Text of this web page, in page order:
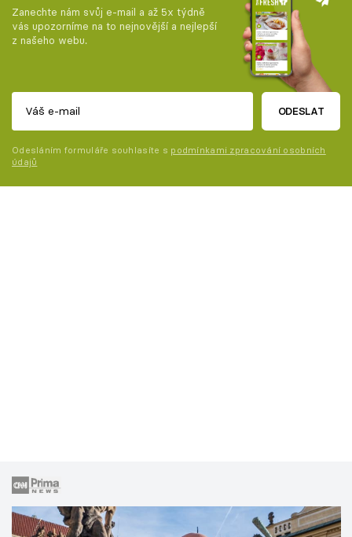
Zanechte nám svůj e-mail a až 5x týdně
vás upozorníme na to nejnovější a nejlepší
z našeho webu.
ODESLAT
Odesláním formuláře souhlasíte s podmínkami zpracování osobních
údajů